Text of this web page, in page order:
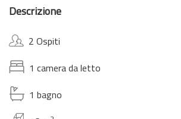
Descrizione
2 Ospiti
1 camera da letto
1 bagno